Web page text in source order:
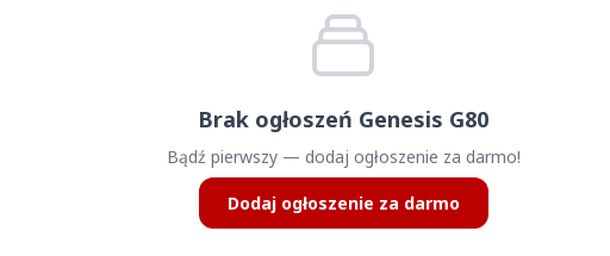
Brak ogłoszeń Genesis G80
Bądź pierwszy — dodaj ogłoszenie za darmo!
Dodaj ogłoszenie za darmo